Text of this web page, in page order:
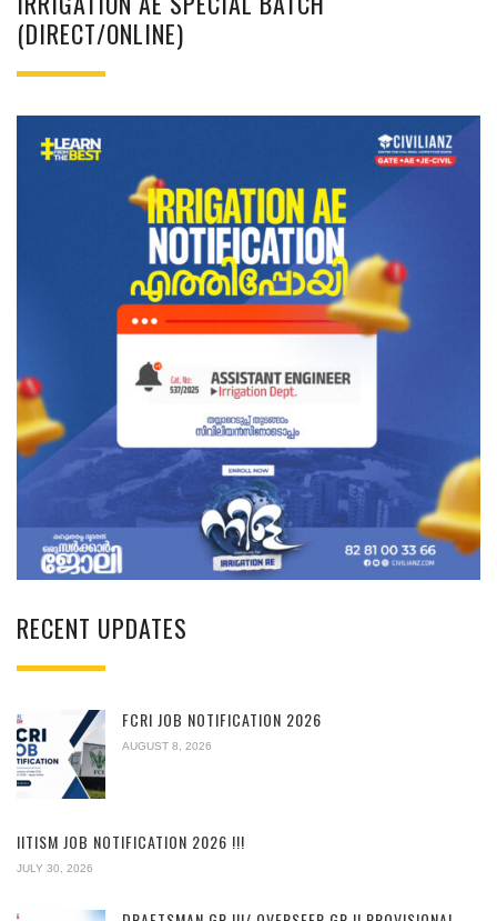
(DIRECT/ONLINE)
RECENT UPDATES
FCRI JOB NOTIFICATION 2026
AUGUST 8, 2026
IITISM JOB NOTIFICATION 2026 !!!
JULY 30, 2026